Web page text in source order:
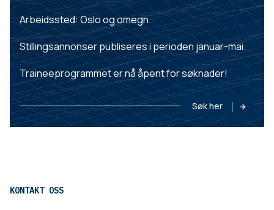
Arbeidssted: Oslo og omegn.
Stillingsannonser publiseres i perioden januar-mai.
Traineeprogrammet er nå åpent for søknader!
Søk her
KONTAKT OSS